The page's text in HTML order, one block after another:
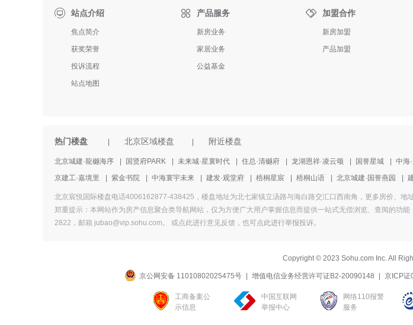
站点介绍
焦点简介
获奖荣誉
投诉流程
站点地图
 产品服务
新房业务
家居业务
公益基金
 加盟合作
新房加盟
产品加盟
热门楼盘 北京区域楼盘 附近楼盘
北京城建·龍樾海序 国贤府PARK 未来城·星寰时代 住总·清樾府 龙湖恩祥·凌云颂 国誉星城 中海
京建工·嘉境里
紫金书院 中海寰宇未来 建发·观堂府 梧桐星宸 梧桐山语 北京城建·国誉燕园
北京宸悦国际楼盘电话4006162877-438425，楼盘地址为北七家镇立汤路与海白路交汇口西南角，更多房价、地
郑重提示：本网站作为房产信息聚合类导航网站，仅为方便广大用户掌握信息而提供一站式无偿浏览、查阅的功
2822，邮箱 jubao@vip.sohu.com。 或点此进行意见反馈， 也可点此进行举报投诉。
Copyright©2023 Sohu.com Inc. All
京公网安备 11010802025475号 增值电信业务经营许可证B2-20090148 京ICP证
工商备案公
示信息
中国互联网
举报中心
网络110报警
服务